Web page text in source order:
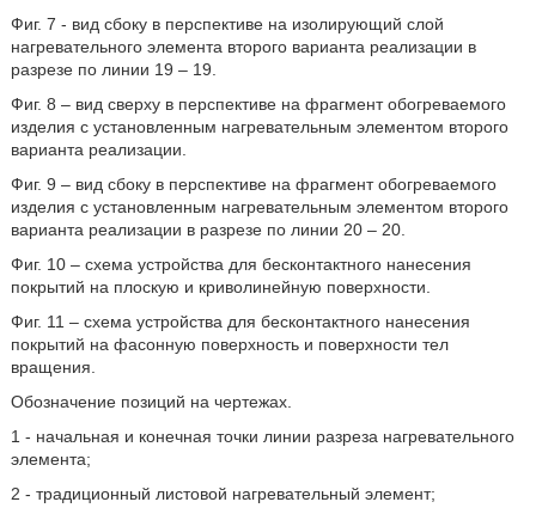
Фиг. 7 - вид сбоку в перспективе на изолирующий слой
нагревательного элемента второго варианта реализации в
разрезе по линии 19 – 19.
Фиг. 8 – вид сверху в перспективе на фрагмент обогреваемого
изделия с установленным нагревательным элементом второго
варианта реализации.
Фиг. 9 – вид сбоку в перспективе на фрагмент обогреваемого
изделия с установленным нагревательным элементом второго
варианта реализации в разрезе по линии 20 – 20.
Фиг. 10 – схема устройства для бесконтактного нанесения
покрытий на плоскую и криволинейную поверхности.
Фиг. 11 – схема устройства для бесконтактного нанесения
покрытий на фасонную поверхность и поверхности тел
вращения.
Обозначение позиций на чертежах.
1 - начальная и конечная точки линии разреза нагревательного
элемента;
2 - традиционный листовой нагревательный элемент;